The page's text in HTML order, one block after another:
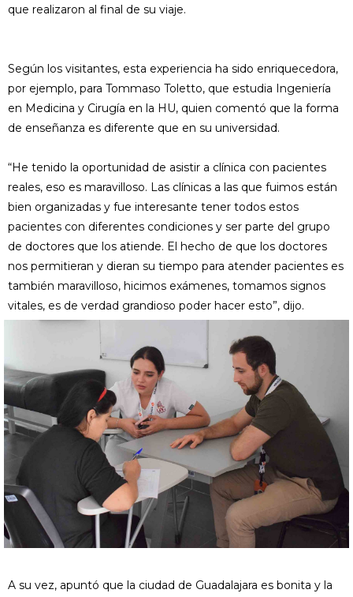
que realizaron al final de su viaje.
Según los visitantes, esta experiencia ha sido enriquecedora,
por ejemplo, para Tommaso Toletto, que estudia Ingeniería
en Medicina y Cirugía en la HU, quien comentó que la forma
de enseñanza es diferente que en su universidad.
“He tenido la oportunidad de asistir a clínica con pacientes
reales, eso es maravilloso. Las clínicas a las que fuimos están
bien organizadas y fue interesante tener todos estos
pacientes con diferentes condiciones y ser parte del grupo
de doctores que los atiende. El hecho de que los doctores
nos permitieran y dieran su tiempo para atender pacientes es
también maravilloso, hicimos exámenes, tomamos signos
vitales, es de verdad grandioso poder hacer esto”, dijo.
A su vez, apuntó que la ciudad de Guadalajara es bonita y la